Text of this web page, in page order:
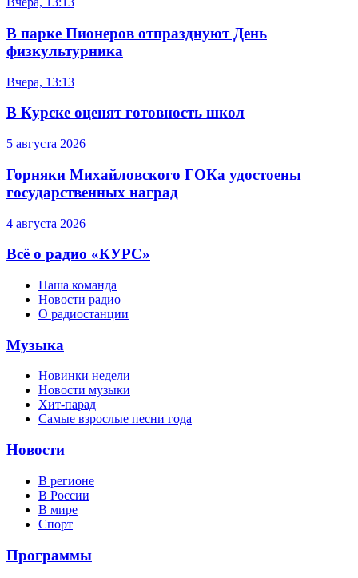
В парке Пионеров отпразднуют День
физкультурника
Вчера, 13:13
В Курске оценят готовность школ
5 августа 2026
Горняки Михайловского ГОКа удостоены
государственных наград
4 августа 2026
Всё о радио «КУРС»
Наша команда
Новости радио
О радиостанции
Музыка
Новинки недели
Новости музыки
Хит-парад
Самые взрослые песни года
Новости
В регионе
В России
В мире
Спорт
Программы